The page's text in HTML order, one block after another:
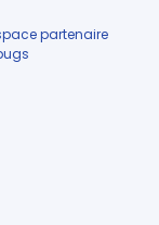
partenaire